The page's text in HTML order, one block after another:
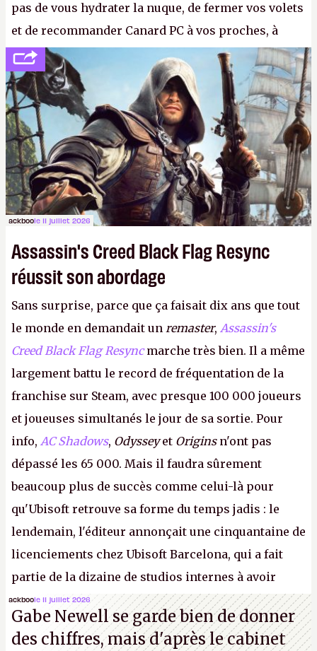
pas de vous hydrater la nuque, de fermer vos volets
et de recommander Canard PC à vos proches, à
votre famille et aux inconnus que vous croisez
dans la rue. Bon été à tous ! –ER.
ackboole 11 juillet 2026
Assassin's Creed Black Flag Resync
réussit son abordage
Sans surprise, parce que ça faisait dix ans que tout
le monde en demandait un remaster, Assassin's
Creed Black Flag Resyncmarche très bien. Il a même
largement battu le record de fréquentation de la
franchise sur Steam, avec presque 100 000 joueurs
et joueuses simultanés le jour de sa sortie. Pour
info, AC Shadows, Odysseyet Originsn'ont pas
dépassé les 65 000. Mais il faudra sûrement
beaucoup plus de succès comme celui-là pour
qu'Ubisoft retrouve sa forme du temps jadis : le
lendemain, l'éditeur annonçait une cinquantaine de
licenciements chez Ubisoft Barcelona, qui a fait
partie de la dizaine de studios internes à avoir
travaillé sur cetAssassin's Creedsous la direction
d'Ubisoft Singapour.A.
ackboole 11 juillet 2026
Gabe Newell se garde bien de donner
des chiffres, mais d'après le cabinet